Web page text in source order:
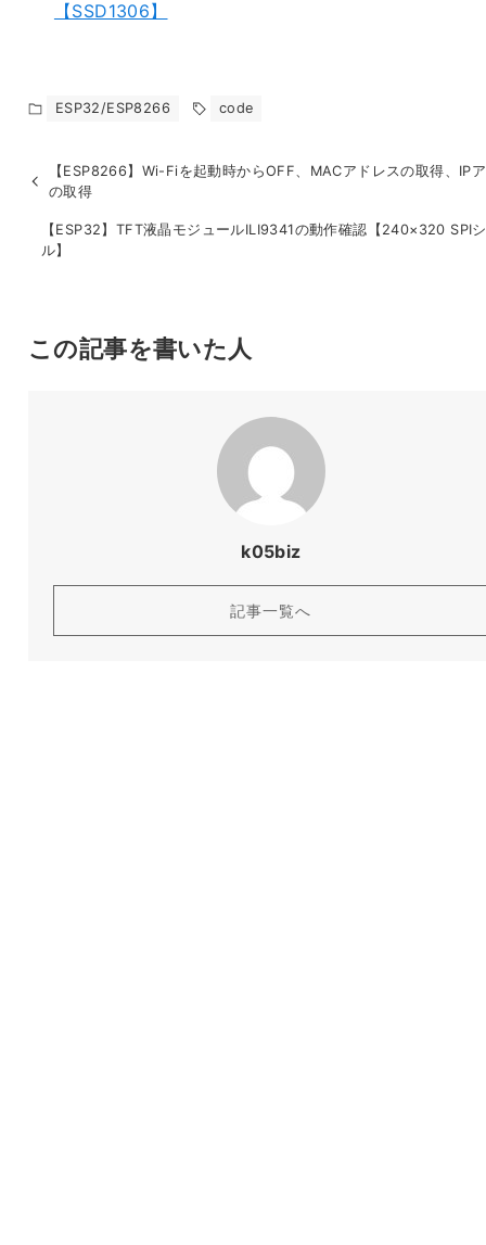
【SSD1306】
ESP32/ESP8266 code
【ESP8266】Wi-Fiを起動時からOFF、MACアドレスの取得、IP
の取得
【ESP32】TFT液晶モジュールILI9341の動作確認【240×320 SPI
ル】
この記事を書いた人
k05biz
記事一覧へ